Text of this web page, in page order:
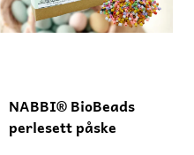
NABBI® BioBeads
perlesett påske